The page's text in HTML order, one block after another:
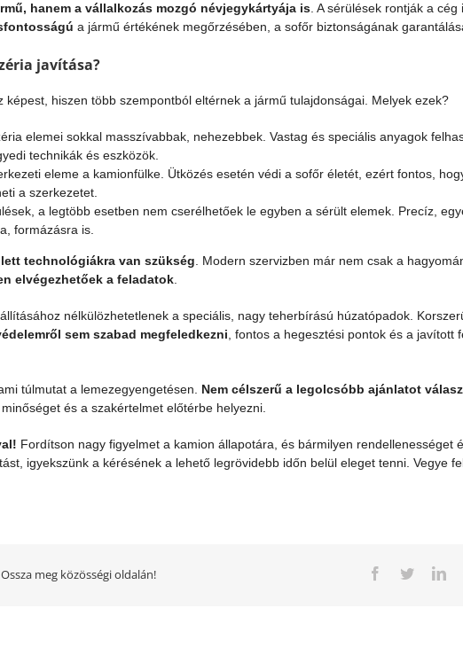
hanem a vállalkozás mozgó névjegykártyája is . A sérülések rontják a
a jármű értékének megőrzésében, a sofőr biztonságának
javítása?
hiszen több szempontból eltérnek a jármű tulajdonságai. Melyek ezek?
elemei sokkal masszívabbak, nehezebbek. Vastag és speciális anyagok
technikák és eszközök.
eleme a kamionfülke. Ütközés esetén védi a sofőr életét, ezért fontos,
a szerkezetet.
a legtöbb esetben nem cserélhetőek le egyben a sérült elemek. Precíz,
formázásra is.
technológiákra van szükség . Modern szervizben már nem csak a
elvégezhetőek a feladatok
nélkülözhetetlenek a speciális, nagy teherbírású húzatópadok.
sem szabad megfeledkezni , fontos a hegesztési pontok és a
ami túlmutat a lemezegyengetésen. Nem célszerű a legolcsóbb ajánlatot
és a szakértelmet előtérbe helyezni.
Fordítson nagy figyelmet a kamion állapotára, és bármilyen rendellenességet
igyekszünk a kérésének a lehető legrövidebb időn belül eleget tenni. Vegye
meg közösségi oldalán! Facebook
Twitter